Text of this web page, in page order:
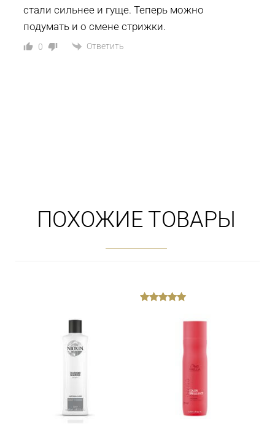
стали сильнее и гуще. Теперь можно
подумать и о смене стрижки.
0 Ответить
ПОХОЖИЕ ТОВАРЫ